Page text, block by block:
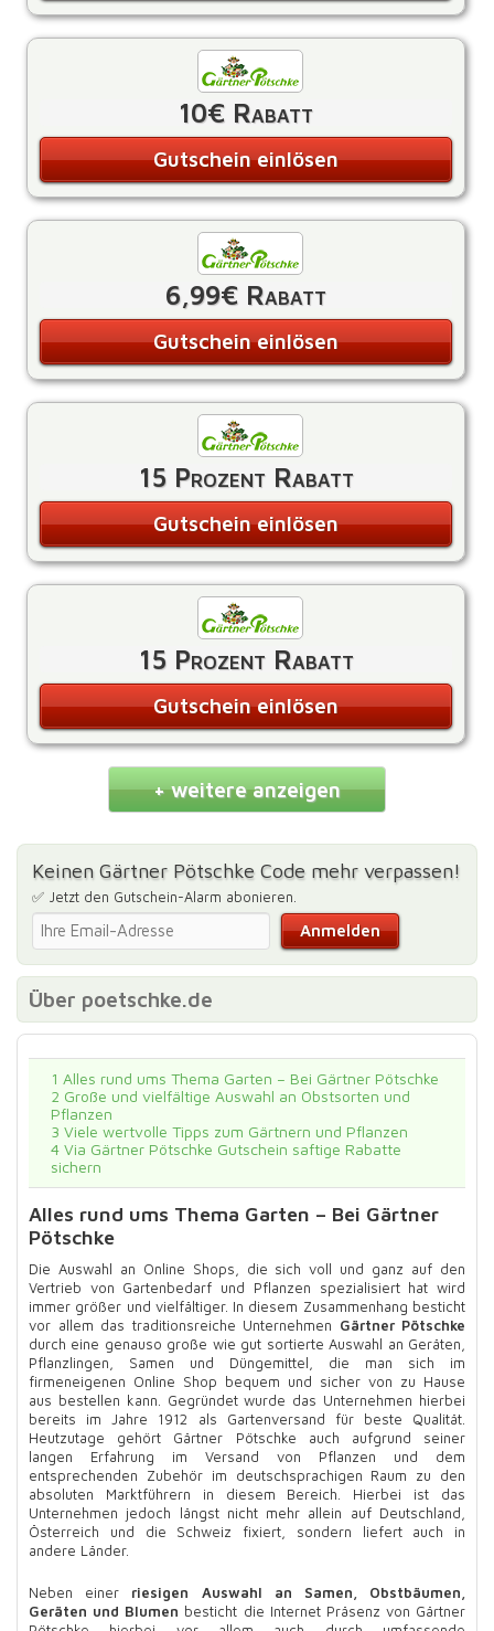
10€ Rabatt
Gutschein einlösen
6,99€ Rabatt
Gutschein einlösen
15 Prozent Rabatt
Gutschein einlösen
15 Prozent Rabatt
Gutschein einlösen
+ weitere anzeigen
Keinen Gärtner Pötschke Code mehr verpassen!
✅ Jetzt den Gutschein-Alarm abonieren.
Über poetschke.de
1 Alles rund ums Thema Garten – Bei Gärtner Pötschke
2 Große und vielfältige Auswahl an Obstsorten und
Pflanzen
3 Viele wertvolle Tipps zum Gärtnern und Pflanzen
4 Via Gärtner Pötschke Gutschein saftige Rabatte
sichern
Alles rund ums Thema Garten – Bei Gärtner
Pötschke
Die Auswahl an Online Shops, die sich voll und ganz auf den
Vertrieb von Gartenbedarf und Pflanzen spezialisiert hat wird
immer größer und vielfältiger. In diesem Zusammenhang besticht
vor allem das traditionsreiche Unternehmen Gärtner Pötschke
durch eine genauso große wie gut sortierte Auswahl an Geräten,
Pflanzlingen, Samen und Düngemittel, die man sich im
firmeneigenen Online Shop bequem und sicher von zu Hause
aus bestellen kann. Gegründet wurde das Unternehmen hierbei
bereits im Jahre 1912 als Gartenversand für beste Qualität.
Heutzutage gehört Gärtner Pötschke auch aufgrund seiner
langen Erfahrung im Versand von Pflanzen und dem
entsprechenden Zubehör im deutschsprachigen Raum zu den
absoluten Marktführern in diesem Bereich. Hierbei ist das
Unternehmen jedoch längst nicht mehr allein auf Deutschland,
Österreich und die Schweiz fixiert, sondern liefert auch in
andere Länder.
Neben einer riesigen Auswahl an Samen, Obstbäumen,
Geräten und Blumen besticht die Internet Präsenz von Gärtner